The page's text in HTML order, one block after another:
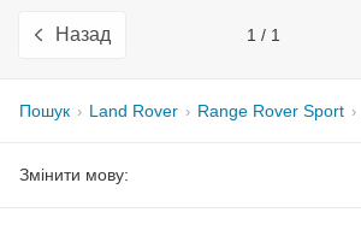
Назад 1 / 1
Пошук Land Rover Range Rover Sport
Змінити мову: